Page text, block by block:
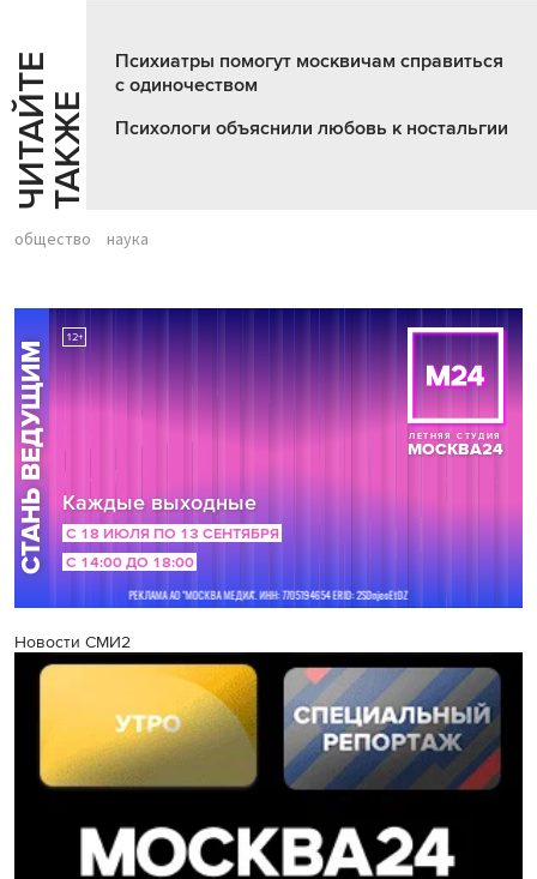
Ч
И
Т
АЙ
Т
Е
Т
А
К
ЖЕ
Психиатры помогут москвичам справиться
с одиночеством
Психологи объяснили любовь к ностальгии
общество наука
Новости СМИ2